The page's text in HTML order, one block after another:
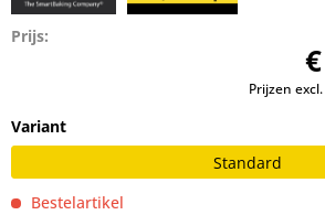
Prijs:
Prijzen
Variant
Standard
Bestelartikel